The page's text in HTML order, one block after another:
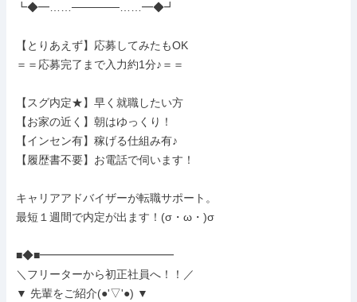
┗◆━……──────……━◆┛
【とりあえず】応募してみたもOK
＝＝応募完了まで入力約1分♪＝＝
【スグ内定★】早く就職したい方
【お家の近く】朝はゆっくり！
【インセン有】稼げる仕組み有♪
【履歴書不要】お電話で伺います！
キャリアアドバイザーが転職サポート。
最短１週間で内定が出ます！(σ・ω・)σ
■◆■━━━━━━━━━━━━
＼フリーターから初正社員へ！！／
▼ 先輩をご紹介(●'▽'●) ▼